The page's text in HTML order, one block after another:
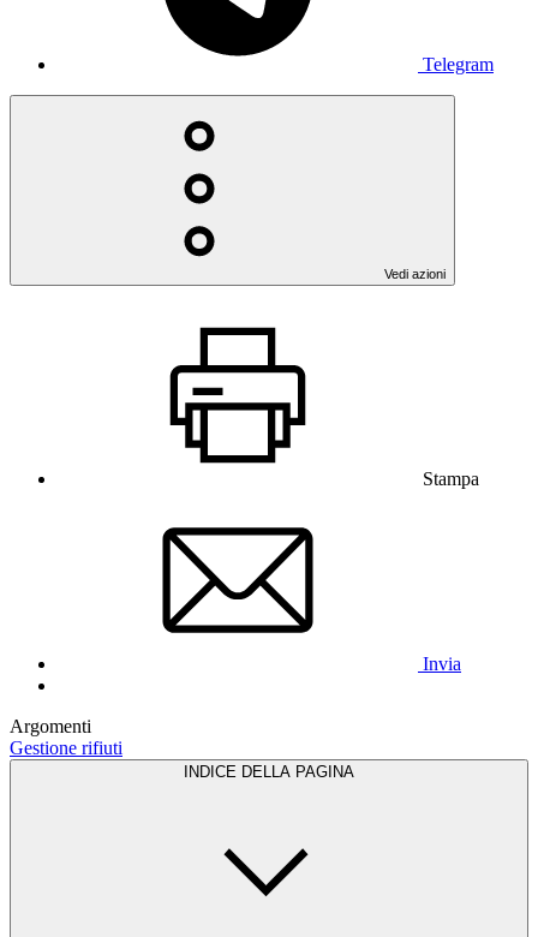
Telegram
Vedi azioni
Stampa
Invia
Argomenti
Gestione rifiuti
INDICE DELLA PAGINA